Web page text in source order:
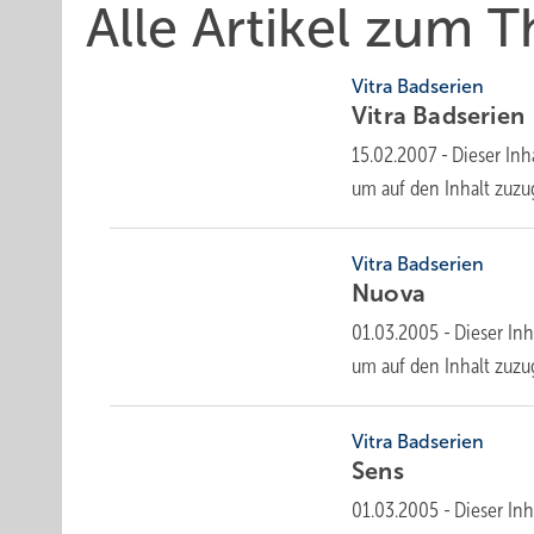
Alle Artikel zum
Vitra Badserien
Vitra Badserien
15.02.2007 - Dieser
um auf den Inhalt
Vitra Badserien
Nuova
01.03.2005 - Dieser
um auf den Inhalt
Vitra Badserien
Sens
01.03.2005 - Dieser